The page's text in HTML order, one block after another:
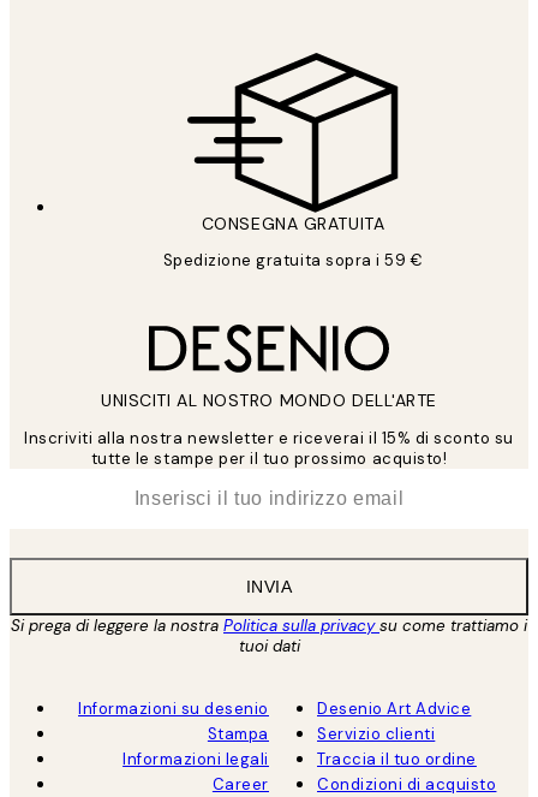
CONSEGNA GRATUITA
Spedizione gratuita sopra i 59 €
UNISCITI AL NOSTRO MONDO DELL'ARTE
Inscriviti alla nostra newsletter e riceverai il 15% di sconto su
tutte le stampe per il tuo prossimo acquisto!
INVIA
Si prega di leggere la nostra Politica sulla privacysu come trattiamo i
tuoi dati
Informazioni su desenio
Stampa
Informazioni legali
Career
Desenio Art Advice
Servizio clienti
Traccia il tuo ordine
Condizioni di acquisto